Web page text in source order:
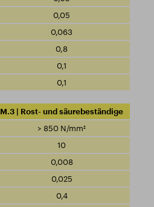
0,05
0,063
0,8
0,1
0,1
M.3 | Rost- und säurebeständige
> 850 N/mm²
10
0,008
0,025
0,4